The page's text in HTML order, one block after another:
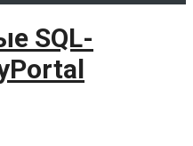
SQL-